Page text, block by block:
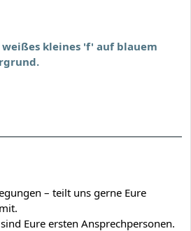
– teilt uns gerne Eure
Eure ersten Ansprechpersonen.